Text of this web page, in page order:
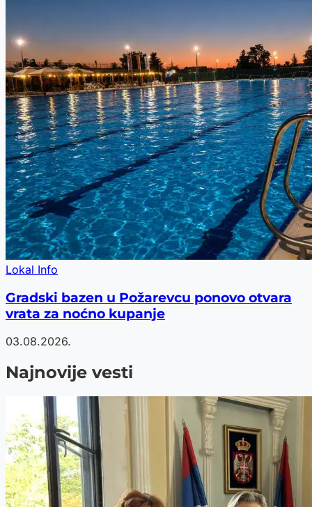
Lokal Info
Gradski bazen u Požarevcu ponovo otvara
vrata za noćno kupanje
03.08.2026.
Najnovije vesti